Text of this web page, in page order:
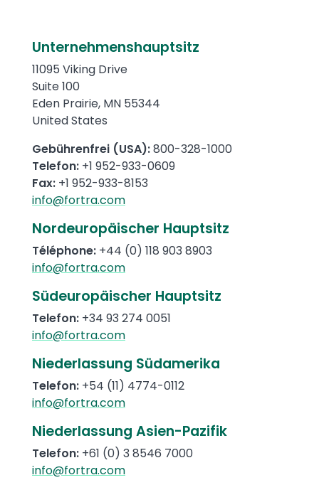
Text
Unternehmenshauptsitz
11095 Viking Drive
Suite 100
Eden Prairie, MN 55344
United States
Gebührenfrei (USA):800-328-1000
Telefon: +1 952-933-0609
Fax: +1 952-933-8153
info@fortra.com
Nordeuropäischer Hauptsitz
Téléphone: +44 (0) 118 903 8903
info@fortra.com
Südeuropäischer Hauptsitz
Telefon: +34 93 274 0051
info@fortra.com
Niederlassung Südamerika
Telefon: +54 (11) 4774-0112
info@fortra.com
Niederlassung Asien-Pazifik
Telefon: +61 (0) 3 8546 7000
info@fortra.com